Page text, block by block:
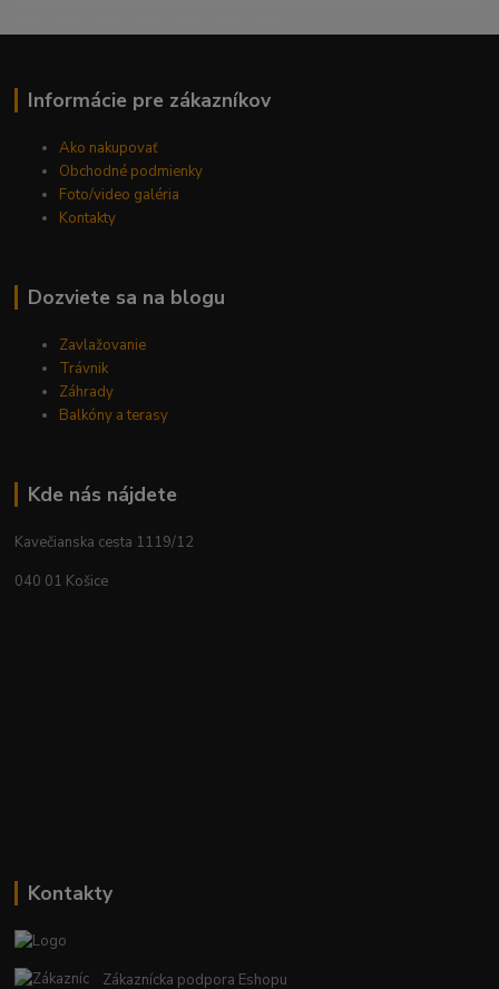
Informácie pre zákazníkov
Ako nakupovať
Obchodné podmienky
Foto/video galéria
Kontakty
Dozviete sa na blogu
Zavlažovanie
Trávnik
Záhrady
Balkóny a terasy
Kde nás nájdete
Kavečianska cesta 1119/12
040 01 Košice
Kontakty
Zákaznícka podpora Eshopu